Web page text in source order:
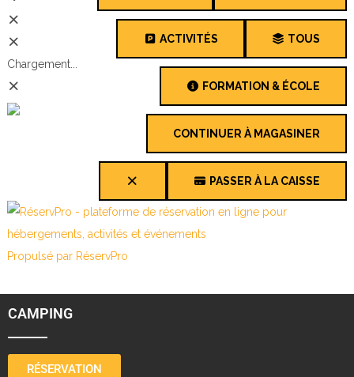
TOUS
ACTIVITÉS
FORMATION & ÉCOLE
CONTINUER À MAGASINER
PASSER À LA CAISSE
Chargement...
Propulsé par RéservPro
CAMPING
RÉSERVATION